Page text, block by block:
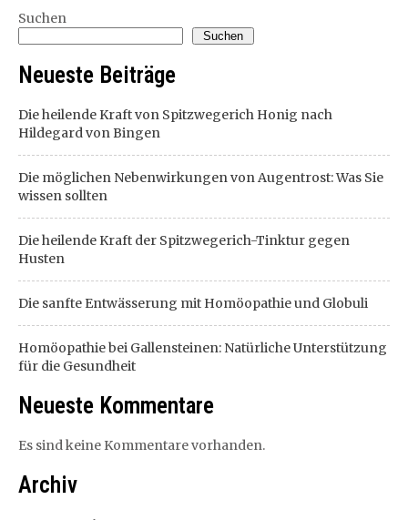
Suchen
Suchen
Neueste Beiträge
Die heilende Kraft von Spitzwegerich Honig nach
Hildegard von Bingen
Die möglichen Nebenwirkungen von Augentrost: Was Sie
wissen sollten
Die heilende Kraft der Spitzwegerich-Tinktur gegen
Husten
Die sanfte Entwässerung mit Homöopathie und Globuli
Homöopathie bei Gallensteinen: Natürliche Unterstützung
für die Gesundheit
Neueste Kommentare
Es sind keine Kommentare vorhanden.
Archiv